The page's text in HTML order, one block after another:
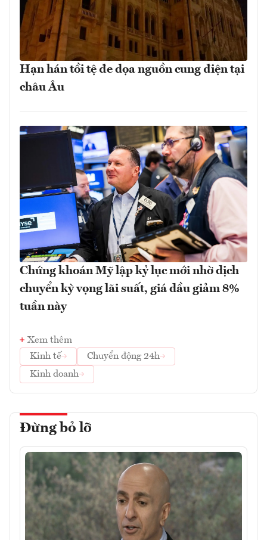
Hạn hán tồi tệ đe dọa nguồn cung điện tại
châu Âu
Chứng khoán Mỹ lập kỷ lục mới nhờ dịch
chuyển kỳ vọng lãi suất, giá dầu giảm 8%
tuần này
Xem thêm
Kinh tế
Chuyển động 24h
Kinh doanh
Đừng bỏ lỡ